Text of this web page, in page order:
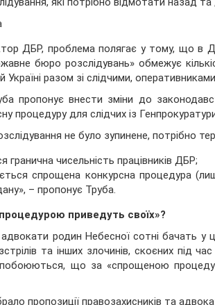
ДБР, проблема полягає у тому, що в
бюро розслідувань» обмежує
Україні разом зі слідчими,
пропонує внести зміни до
процедуру для слідчих із
не було зупинене, потрібно
гранична чисельність працівників ДБР;
спрощена конкурсна процедура
– пропонує Труба.
приведуть своїх»?
адвокати родин Небесної сотні бачать у
та інших злочинів, скоєних під
побоюються, що за «спрощеною
пропозиції правозахисників та